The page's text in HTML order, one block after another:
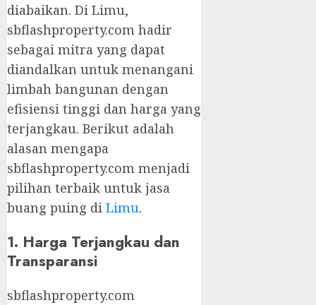
diabaikan. Di Limu,
sbflashproperty.com hadir
sebagai mitra yang dapat
diandalkan untuk menangani
limbah bangunan dengan
efisiensi tinggi dan harga yang
terjangkau. Berikut adalah
alasan mengapa
sbflashproperty.com menjadi
pilihan terbaik untuk jasa
buang puing di Limu.
1. Harga Terjangkau dan
Transparansi
sbflashproperty.com